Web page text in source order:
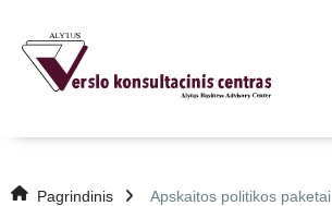
Pagrindinis Apskaitos politikos paketai